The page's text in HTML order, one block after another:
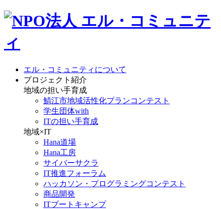
エル・コミュニティについて
プロジェクト紹介
地域の担い手育成
鯖江市地域活性化プランコンテスト
学生団体with
ITの担い手育成
地域×IT
Hana道場
Hana工房
サイバーサクラ
IT推進フォーラム
ハッカソン・プログラミングコンテスト
商品開発
ITブートキャンプ